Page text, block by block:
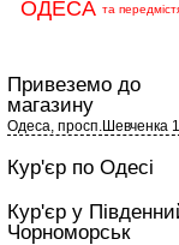
ОДЕСА та
Привеземо до
магазину
Одеса, просп.Шевченка
Кур'єр по Одесі
Кур'єр у
Чорноморськ